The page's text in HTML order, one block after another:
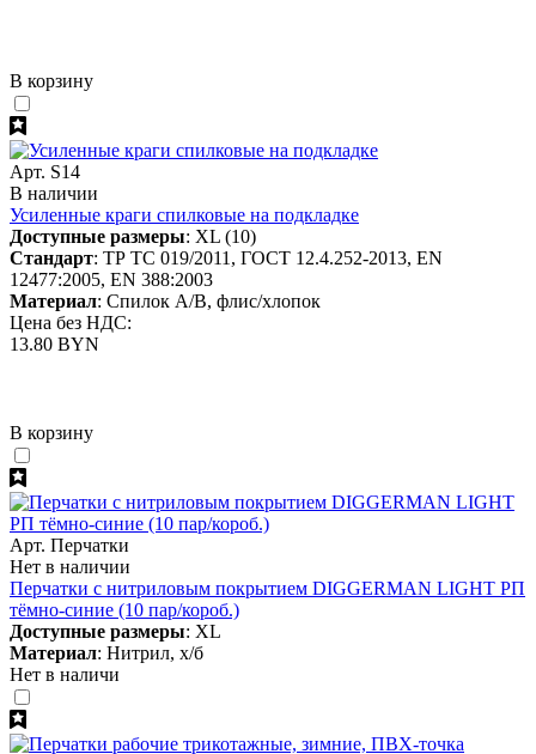
В корзину
Арт. S14
В наличии
Усиленные краги спилковые на подкладке
Доступные размеры: XL (10)
Стандарт: ТР ТС 019/2011, ГОСТ 12.4.252-2013, EN
12477:2005, EN 388:2003
Материал: Спилок A/B, флис/хлопок
Цена без НДС:
13.80 BYN
В корзину
Арт. Перчатки
Нет в наличии
Перчатки с нитриловым покрытием DIGGERMAN LIGHT РП
тёмно-синие (10 пар/короб.)
Доступные размеры: XL
Материал: Нитрил, х/б
Нет в наличи